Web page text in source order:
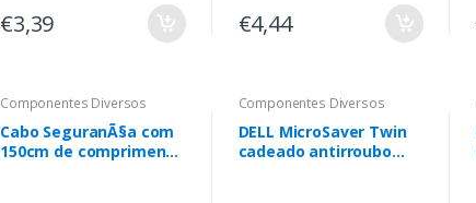
€3,39 €4,44
Componentes Diversos
Cabo SeguranÃ§a com
150cm de comprimento
Componentes Diversos
DELL MicroSaver Twin
cadeado antirroubo